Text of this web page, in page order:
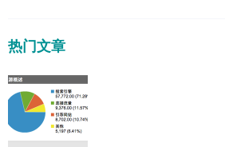
热门文章